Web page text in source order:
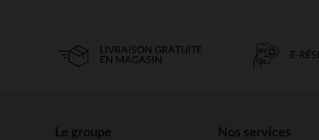
LIVRAISON GRATUITE
EN MAGASIN
E-
Le groupe Nos services